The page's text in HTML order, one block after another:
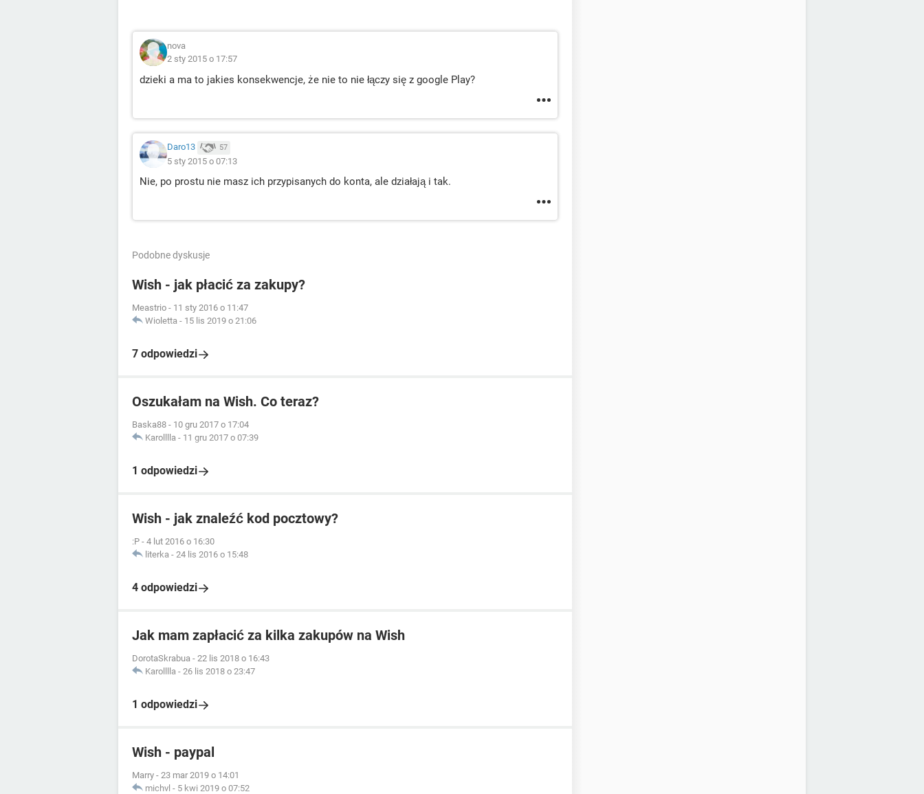
nova
2 sty 2015 o 17:57
dzieki a ma to jakies konsekwencje, że nie to nie łączy się z google Play?
Daro13 57
5 sty 2015 o 07:13
Nie, po prostu nie masz ich przypisanych do konta, ale działają i tak.
Podobne dyskusje
Wish - jak płacić za zakupy?
Meastrio - 11 sty 2016 o 11:47
Wioletta - 15 lis 2019 o 21:06
7 odpowiedzi
Oszukałam na Wish. Co teraz?
Baska88 - 10 gru 2017 o 17:04
Karolllla - 11 gru 2017 o 07:39
1 odpowiedzi
Wish - jak znaleźć kod pocztowy?
:P - 4 lut 2016 o 16:30
literka - 24 lis 2016 o 15:48
4 odpowiedzi
Jak mam zapłacić za kilka zakupów na Wish
DorotaSkrabua - 22 lis 2018 o 16:43
Karolllla - 26 lis 2018 o 23:47
1 odpowiedzi
Wish - paypal
Marry - 23 mar 2019 o 14:01
michvl - 5 kwi 2019 o 07:52